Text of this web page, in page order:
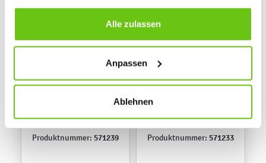
Cookies Sie erlauben. Verweigern Sie Ihre Zustimmung,
wählen Sie „Alle ablehnen” – in diesem Fall werden nur
Daten verarbeitet, die für den Besuch unserer Website
jederzeit ändern, indem Sie auf die Schaltfläche unten
links klicken. Weitere Informationen zur Datennutzung
Alle zulassen
Anpassen
Ablehnen
Schmetterlings - in
Acryl
Produktnummer: 571239
Frosches - in Acryl
Produktnummer: 571233